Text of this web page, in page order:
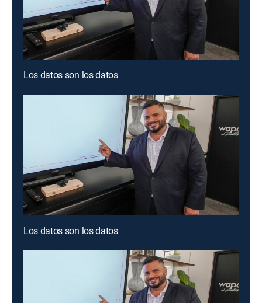
Los datos son los datos
Los datos son los datos